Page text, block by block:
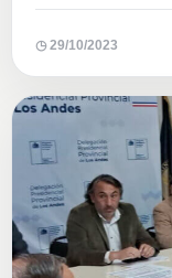
◷ 29/10/2023